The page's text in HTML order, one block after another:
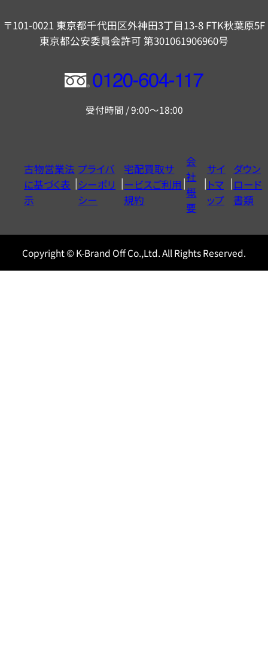
〒101-0021 東京都千代田区外神田3丁目13-8 FTK秋葉原5F
東京都公安委員会許可 第301061906960号
フ
ー
ヤ
ル
0120604117
受付時間 / 9:00～18:00
古物営業法
に基づく表
示
プライバ
シーポリ
シー
宅配買取サ
ービスご利用
規約
会
社
概
要
サイ
トマ
ップ
ダウン
ロード
書類
Copyright © K-Brand Off Co.,Ltd. All Rights Reserved.